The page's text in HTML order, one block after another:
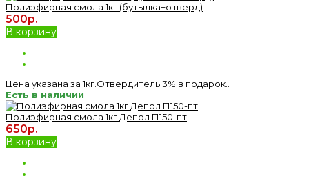
Полиэфирная смола 1кг (бутылка+отверд)
500р.
В корзину
Цена указана за 1кг.Отвердитель 3% в подарок..
Есть в наличии
Полиэфирная смола 1кг Депол П150-пт
650р.
В корзину